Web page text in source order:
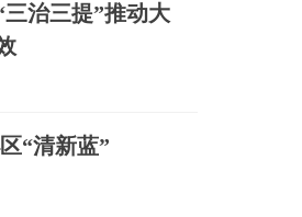
三治三提”推动大
“清新蓝”